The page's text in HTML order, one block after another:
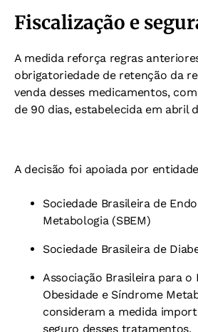
Fiscalização e
A medida reforça regras
obrigatoriedade de retenção da
venda desses medicamentos,
de 90 dias, estabelecida em abril
A decisão foi apoiada por
Sociedade Brasileira de
Metabologia (SBEM)
Sociedade Brasileira de
Associação Brasileira para o
Obesidade e Síndrome
consideram a medida
seguro desses tratamentos.